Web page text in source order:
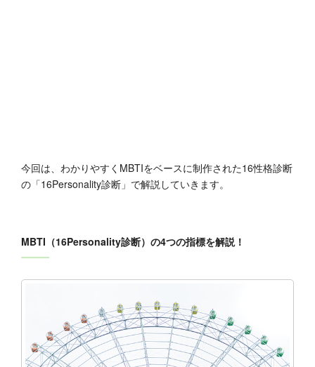
今回は、わかりやすくMBTIをベースに制作された16性格診断
の「16Personality診断」で解説していきます。
MBTI（16Personality診断）の4つの指標を解説！